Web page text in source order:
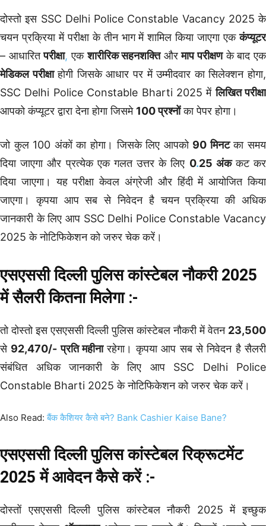
दोस्तो इस SSC Delhi Police Constable Vacancy 2025 के
चयन प्रक्रिया में परीक्षा के तीन भाग में शामिल किया जाएगा एककंप्यूटर
– आधारितपरीक्षा, एकशारीरिक सहनशक्तिऔरमाप परीक्षणके बाद एक
मेडिकल परीक्षाहोगी जिसके आधार पर में उम्मीदवार का सिलेक्शन होगा,
SSC Delhi Police Constable Bharti 2025 मेंलिखित परीक्षा
आपको कंप्यूटर द्वारा देना होगा जिसमे 100 प्रश्नोंका पेपर होगा।
जो कुल 100 अंकों का होगा। जिसके लिए आपको 90 मिनटका समय
दिया जाएगा और प्रत्येक एक गलत उत्तर के लिए 0.25 अंककट कर
दिया जाएगा। यह परीक्षा केवल अंग्रेजी और हिंदी में आयोजित किया
जाएगा। कृपया आप सब से निवेदन है चयन प्रक्रिया की अधिक
जानकारी के लिए आप SSC Delhi Police Constable Vacancy
2025 के नोटिफिकेशन को जरुर चेक करें।
एसएससी दिल्ली पुलिस कांस्टेबल नौकरी 2025
में सैलरी कितना मिलेगा :-
तो दोस्तो इस एसएससी दिल्ली पुलिस कांस्टेबल नौकरी में वेतन 23,500
से 92,470/- प्रति महीनारहेगा। कृपया आप सब से निवेदन है सैलरी
संबंधित अधिक जानकारी के लिए आप SSC Delhi Police
Constable Bharti 2025 के नोटिफिकेशन को जरुर चेक करें।
Also Read:बैंक कैशियर कैसे बने? Bank Cashier Kaise Bane?
एसएससी दिल्ली पुलिस कांस्टेबल रिक्रूटमेंट
2025 में आवेदन कैसे करें :-
दोस्तों एसएससी दिल्ली पुलिस कांस्टेबल नौकरी 2025 में इच्छुक